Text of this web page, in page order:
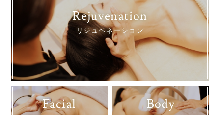
Rejuvenation
リジュベネーション
Facial Body